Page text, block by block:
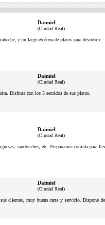
Daimiel
(Ciudad Real)
y un largo etcétera de platos para descubrir.
Daimiel
(Ciudad Real)
Disfruta con los 5 sentidos de sus platos.
Daimiel
(Ciudad Real)
sandwiches, etc. Preparamos comida para
Daimiel
(Ciudad Real)
clientes, muy buena carta y servicio. Dispone de